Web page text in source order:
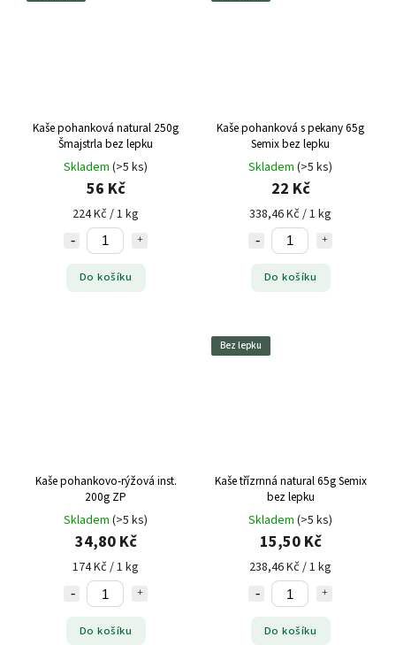
Kaše pohanková natural 250g
Šmajstrla bez lepku
Skladem (>5 ks)
56 Kč
224 Kč / 1 kg
Do košíku
Kaše pohanková s pekany 65g
Semix bez lepku
Skladem (>5 ks)
22 Kč
338,46 Kč / 1 kg
Do košíku
Kaše pohankovo-rýžová inst.
200g ZP
Skladem (>5 ks)
34,80 Kč
174 Kč / 1 kg
Do košíku
Bez lepku
Kaše třízrnná natural 65g Semix
bez lepku
Skladem (>5 ks)
15,50 Kč
238,46 Kč / 1 kg
Do košíku